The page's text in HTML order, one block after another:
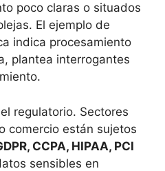
poco claras o situados
El ejemplo de
indica procesamiento
plantea interrogantes
regulatorio. Sectores
comercio están sujetos
CCPA, HIPAA, PCI
sensibles en